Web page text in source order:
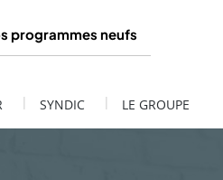
programmes neufs
| SYNDIC | LE GROUPE